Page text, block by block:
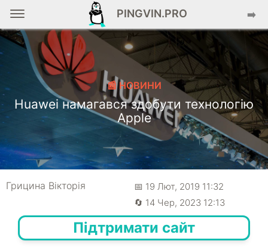
PINGVIN.PRO ➡️
📰 НОВИНИ
Huawei намагався здобути технологію
Apple
Грицина Вікторія
📅 19 Лют, 2019 11:32
🔄 14 Чер, 2023 12:13
Підтримати сайт